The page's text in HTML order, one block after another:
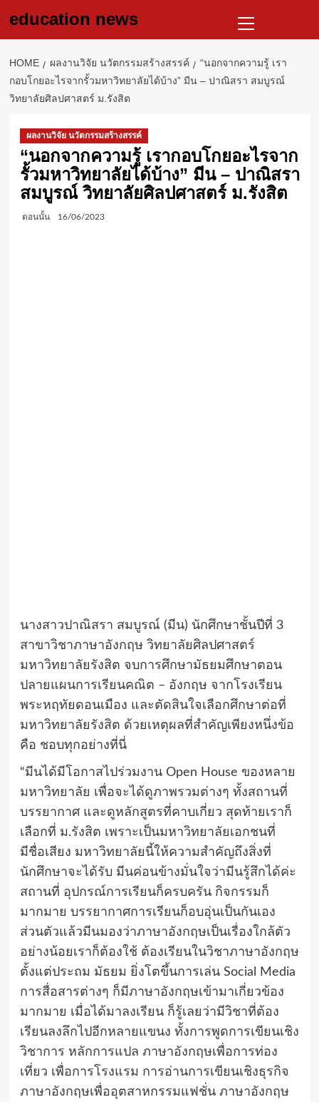
education news
Menu
HOME ผลงานวิจัย นวัตกรรมสร้างสรรค์
“นอกจากความรู้ เรา
กอบโกยอะไรจากรั้วมหาวิทยาลัยได้บ้าง” มีน – ปาณิสรา สมบูรณ์
วิทยาลัยศิลปศาสตร์ ม.รังสิต
ผลงานวิจัย นวัตกรรมสร้างสรรค์
“นอกจากความรู้ เรากอบโกยอะไรจาก
รั้วมหาวิทยาลัยได้บ้าง” มีน – ปาณิสรา
สมบูรณ์ วิทยาลัยศิลปศาสตร์ ม.รังสิต
ตอนนั้น 16/06/2023
นางสาวปาณิสรา สมบูรณ์ (มีน) นักศึกษาชั้นปีที่ 3
สาขาวิชาภาษาอังกฤษ วิทยาลัยศิลปศาสตร์
มหาวิทยาลัยรังสิต จบการศึกษามัธยมศึกษาตอน
ปลายแผนการเรียนคณิต – อังกฤษ จากโรงเรียน
พระหฤทัยดอนเมือง และตัดสินใจเลือกศึกษาต่อที่
มหาวิทยาลัยรังสิต ด้วยเหตุผลที่สำคัญเพียงหนึ่งข้อ
คือ ชอบทุกอย่างที่นี่
“มีนได้มีโอกาสไปร่วมงาน Open House ของหลาย
มหาวิทยาลัย เพื่อจะได้ดูภาพรวมต่างๆ ทั้งสถานที่
บรรยากาศ และดูหลักสูตรที่คาบเกี่ยว สุดท้ายเราก็
เลือกที่ ม.รังสิต เพราะเป็นมหาวิทยาลัยเอกชนที่
มีชื่อเสียง มหาวิทยาลัยนี้ให้ความสำคัญถึงสิ่งที่
นักศึกษาจะได้รับ มีนค่อนข้างมั่นใจว่ามีนรู้สึกได้ค่ะ
สถานที่ อุปกรณ์การเรียนก็ครบครัน กิจกรรมก็
มากมาย บรรยากาศการเรียนก็อบอุ่นเป็นกันเอง
ส่วนตัวแล้วมีนมองว่าภาษาอังกฤษเป็นเรื่องใกล้ตัว
อย่างน้อยเราก็ต้องใช้ ต้องเรียนในวิชาภาษาอังกฤษ
ตั้งแต่ประถม มัธยม ยิ่งโตขึ้นการเล่น Social Media
การสื่อสารต่างๆ ก็มีภาษาอังกฤษเข้ามาเกี่ยวข้อง
มากมาย เมื่อได้มาลงเรียน ก็รู้เลยว่ามีวิชาที่ต้อง
เรียนลงลึกไปอีกหลายแขนง ทั้งการพูดการเขียนเชิง
วิชาการ หลักการแปล ภาษาอังกฤษเพื่อการท่อง
เที่ยว เพื่อการโรงแรม การอ่านการเขียนเชิงธุรกิจ
ภาษาอังกฤษเพื่ออุตสาหกรรมแฟชั่น ภาษาอังกฤษ